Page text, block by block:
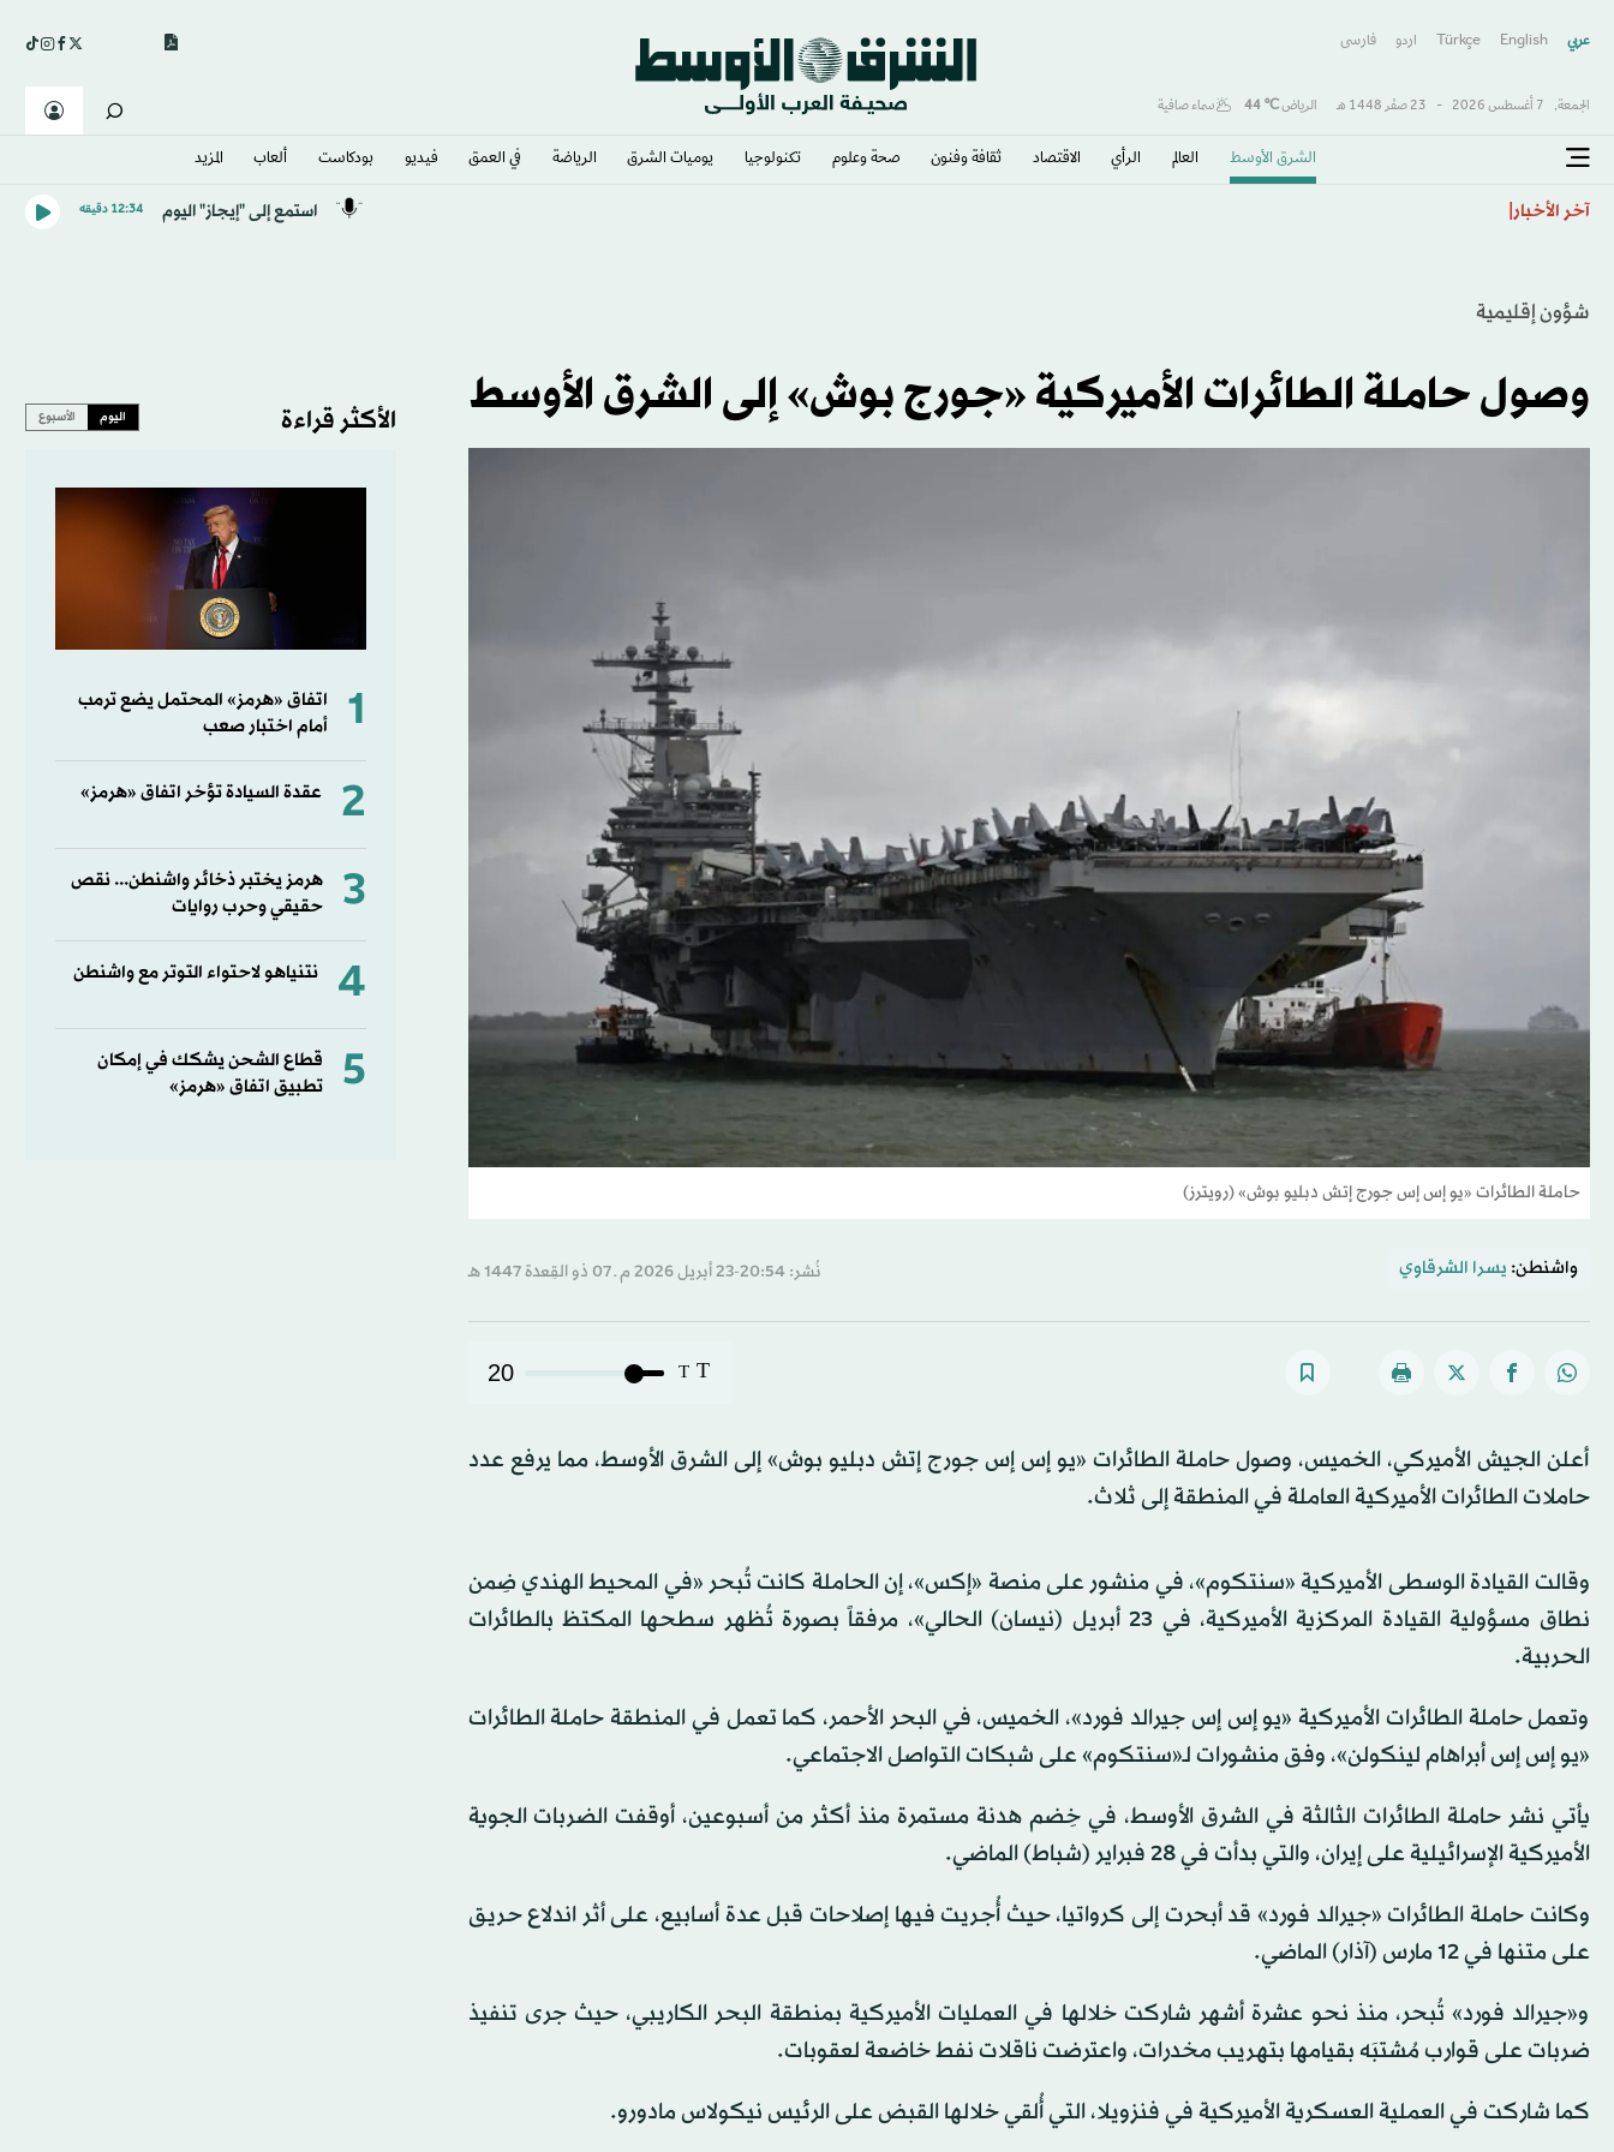
عربي English
Türkçe اردو فارسى
الجمعة, 7 أغسطس 2026 - 23 صفَر 1448 هـ الرياض℃
44 سماء صافية
الشرق الأوسط​ العالم الرأي الاقتصاد ثقافة وفنون صحة وعلوم تكنولوجيا يوميات الشرق​ الرياضة في العمق فيديو بودكاست ألعاب المزيد
آخر الأخبار استمع إلى "إيجاز" اليوم 12:34 دقيقه
شؤون إقليمية
وصول حاملة الطائرات الأميركية «جورج بوش» إلى الشرق الأوسط
حاملة الطائرات «يو إس إس جورج إتش دبليو بوش» (رويترز)
واشنطن: يسرا الشرقاوي نُشر: 20:54-23 أبريل 2026 م ـ 07 ذو القِعدة 1447 هـ
T
T
20
أعلن الجيش الأميركي، الخميس، وصول حاملة الطائرات «يو إس إس جورج إتش دبليو بوش» إلى الشرق الأوسط، مما يرفع عدد
حاملات الطائرات الأميركية العاملة في المنطقة إلى ثلاث.
وقالت القيادة الوسطى الأميركية «سنتكوم»، في منشور على منصة «إكس»، إن الحاملة كانت تُبحر «في المحيط الهندي ضِمن
نطاق مسؤولية القيادة المركزية الأميركية، في 23 أبريل (نيسان) الحالي»، مرفقاً بصورة تُظهر سطحها المكتظ بالطائرات
الحربية.
وتعمل حاملة الطائرات الأميركية «يو إس إس جيرالد فورد»، الخميس، في البحر الأحمر، كما تعمل في المنطقة حاملة الطائرات
«يو إس إس أبراهام لينكولن»، وفق منشورات لـ«سنتكوم» على شبكات التواصل الاجتماعي.
يأتي نشر حاملة الطائرات الثالثة في الشرق الأوسط، في خِضم هدنة مستمرة منذ أكثر من أسبوعين، أوقفت الضربات الجوية
الأميركية الإسرائيلية على إيران، والتي بدأت في 28 فبراير (شباط) الماضي.
وكانت حاملة الطائرات «جيرالد فورد» قد أبحرت إلى كرواتيا، حيث أُجريت فيها إصلاحات قبل عدة أسابيع، على أثر اندلاع حريق
على متنها في 12 مارس (آذار) الماضي.
و«جيرالد فورد» تُبحر، منذ نحو عشرة أشهر شاركت خلالها في العمليات الأميركية بمنطقة البحر الكاريبي، حيث جرى تنفيذ
ضربات على قوارب مُشتبَه بقيامها بتهريب مخدرات، واعترضت ناقلات نفط خاضعة لعقوبات.
كما شاركت في العملية العسكرية الأميركية في فنزويلا، التي أُلقي خلالها القبض على الرئيس نيكولاس مادورو.
الأكثر قراءة اليوم الأسبوع
1
اتفاق «هرمز» المحتمل يضع ترمب
أمام اختبار صعب
2 عقدة السيادة تؤخر اتفاق «هرمز»
3
هرمز يختبر ذخائر واشنطن... نقص
حقيقي وحرب روايات
4 نتنياهو لاحتواء التوتر مع واشنطن
5
قطاع الشحن يشكك في إمكان
تطبيق اتفاق «هرمز»